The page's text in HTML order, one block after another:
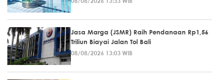
Jasa Marga (JSMR) Raih Pendanaan Rp1,56
Triliun Biayai Jalan Tol Bali
08/08/2026 13:03 WIB